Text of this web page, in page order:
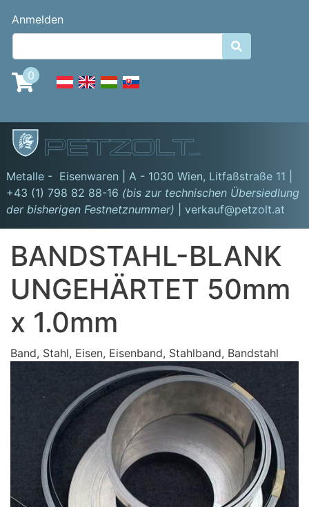
Benutzermenü
Anmelden

0
GmbH
Metalle - Eisenwaren | A - 1030 Wien, Litfaßstraße 11
+43 (1) 798 82 88-16 (bis zur technischen Übersiedlung
der bisherigen Festnetznummer)
| verkauf@petzolt.at
BANDSTAHL-BLANK
UNGEHÄRTET 50mm
x 1.0mm
Band, Stahl, Eisen, Eisenband, Stahlband, Bandstahl